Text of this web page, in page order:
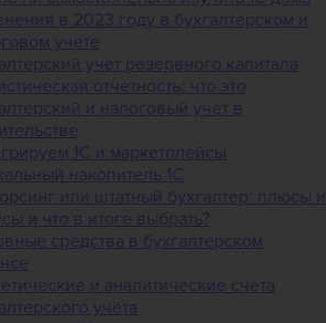
в 2023 году в бухгалтерском и
учете
учет резервного капитала
отчетность: что это
и налоговый учет в
1С и маркетплейсы
накопитель 1С
или штатный бухгалтер: плюсы и
и что в итоге выбрать?
средства в бухгалтерском
и аналитические счета
учёта